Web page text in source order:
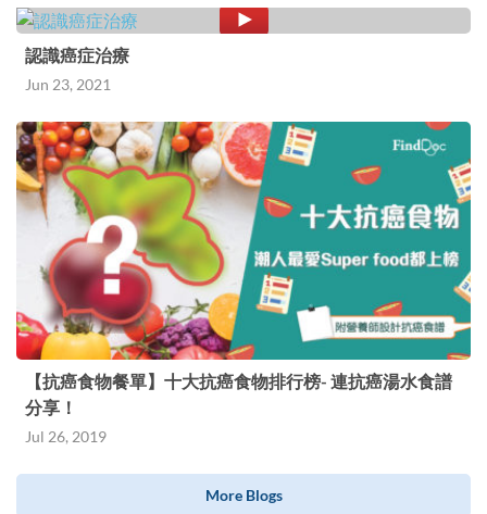
認識癌症治療
Jun 23, 2021
【抗癌食物餐單】十大抗癌食物排行榜- 連抗癌湯水食譜
分享！
Jul 26, 2019
More Blogs